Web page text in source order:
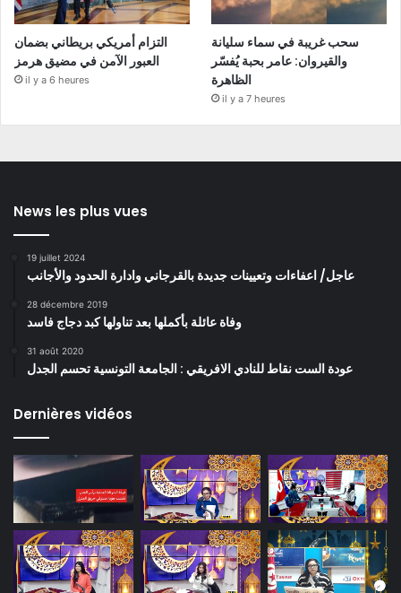
التزام أمريكي بريطاني بضمان
العبور الآمن في مضيق هرمز
il y a 6 heures
سحب غريبة في سماء سليانة
والقيروان: عامر بحبة يُفسّر
الظاهرة
il y a 7 heures
News les plus vues
19 juillet 2024
عاجل/ اعفاءات وتعيينات جديدة بالقرجاني وادارة الحدود والأجانب
28 décembre 2019
وفاة عائلة بأكملها بعد تناولها كبد دجاج فاسد
31 août 2020
عودة الست نقاط للنادي الافريقي : الجامعة التونسية تحسم الجدل
Dernières vidéos